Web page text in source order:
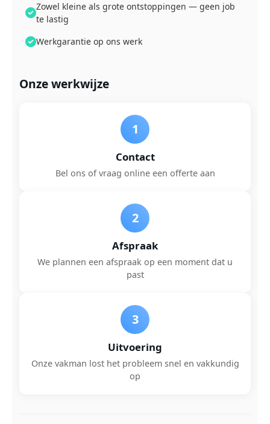
Zowel kleine als grote ontstoppingen — geen job
te lastig
Werkgarantie op ons werk
Onze werkwijze
1
Contact
Bel ons of vraag online een offerte aan
2
Afspraak
We plannen een afspraak op een moment dat u
past
3
Uitvoering
Onze vakman lost het probleem snel en vakkundig
op